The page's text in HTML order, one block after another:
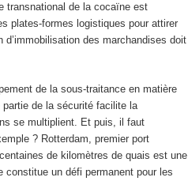
transnational de la cocaïne est
plates-formes logistiques pour attirer
des marchandises doit
de la sous-traitance en matière
partie de la sécurité facilite la
se multiplient. Et puis, il faut
? Rotterdam, premier port
de kilomètres de quais est une
un défi permanent pour les